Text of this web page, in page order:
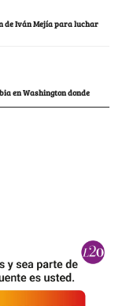
de Iván Mejía para luchar
en Washington donde